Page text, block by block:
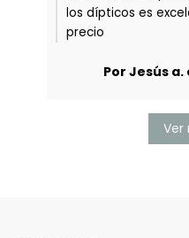
los dípticos es
precio
Por Jesús a.
Ver